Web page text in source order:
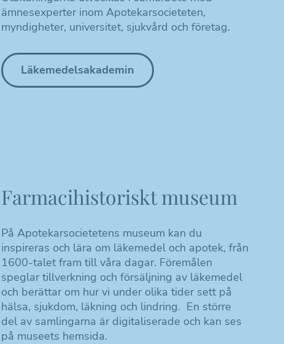
ämnesexperter inom Apotekarsocieteten,
myndigheter, universitet, sjukvård och företag.
Läkemedelsakademin
Farmacihistoriskt museum
På Apotekarsocietetens museum kan du
inspireras och lära om läkemedel och apotek, från
1600-talet fram till våra dagar. Föremålen
speglar tillverkning och försäljning av läkemedel
och berättar om hur vi under olika tider sett på
hälsa, sjukdom, läkning och lindring. En större
del av samlingarna är digitaliserade och kan ses
på museets hemsida.